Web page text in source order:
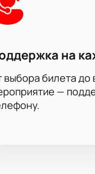
на
выбора билета до
—